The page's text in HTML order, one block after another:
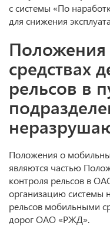
с системы «По
для снижения
средствах
рельсов в
Положения о
являются частью
контроля рельсов в
организацию системы
рельсов мобильными
дорог ОАО «РЖД».